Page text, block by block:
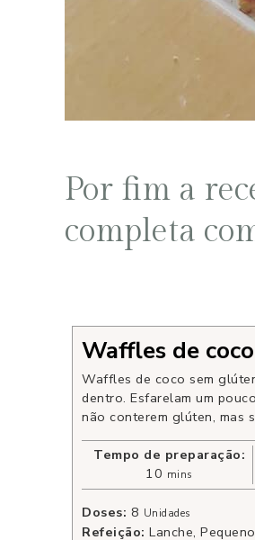
Por fim a
completa
Waffles de
Waffles de coco sem
dentro. Esfarelam um
não conterem glúten, mas
Tempo de preparação:
10 mins
Doses: 8 Unidades
Refeição: Lanche,